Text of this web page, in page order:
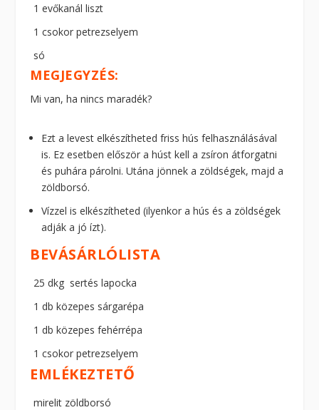
1 evőkanál liszt
1 csokor petrezselyem
só
MEGJEGYZÉS:
Mi van, ha nincs maradék?
Ezt a levest elkészítheted friss hús felhasználásával
is. Ez esetben először a húst kell a zsíron átforgatni
és puhára párolni. Utána jönnek a zöldségek, majd a
zöldborsó.
Vízzel is elkészítheted (ilyenkor a hús és a zöldségek
adják a jó ízt).
BEVÁSÁRLÓLISTA
25 dkg sertés lapocka
1 db közepes sárgarépa
1 db közepes fehérrépa
1 csokor petrezselyem
EMLÉKEZTETŐ
mirelit zöldborsó